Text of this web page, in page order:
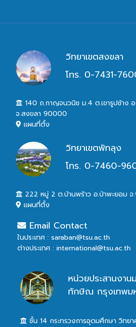
วิทยาเขตสงขลา
โทร. 0-7431-
140 ถ.กาญจนวนิช ม.4 ต.เขารูปช้าง
จ.สงขลา 90000
แผนที่ตั้ง
วิทยาเขตพัทลุง
โทร. 0-7460-
222 หมู่ 2 ต.บ้านพร้าว อ.ป่าพะยอม
แผนที่ตั้ง
Email Contact
ในประเทศ : saraban@tsu.ac.th
ต่างประเทศ : international@tsu.ac.th
หน่วยประสานงาน
ทักษิณ กรุงเทพม
ชั้น 14 กระทรวงการอุดมศึกษา วิทย